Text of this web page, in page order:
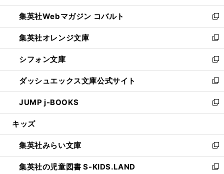
開
く
ウ
で
開
く
ン
ド
ウ
で
開
く
ウ
ィ
ン
ド
ウ
で
開
く
集英社Webマガジン コバルト
新
し
い
ウ
ィ
ン
ド
ウ
で
開
集英社オレンジ文庫
新
し
い
ウ
ィ
ン
ド
ウ
開
く
シフォン文庫
新
し
い
ウ
ィ
ン
ウ
で
開
く
ダッシュエックス文庫公式サイト
新
し
い
ウ
ン
ド
ウ
で
JUMP j-BOOKS
新
し
ウ
ィ
ン
ド
キッズ
集英社みらい文庫
新
し
い
集英社の児童図書 S-KIDS.LAND
新